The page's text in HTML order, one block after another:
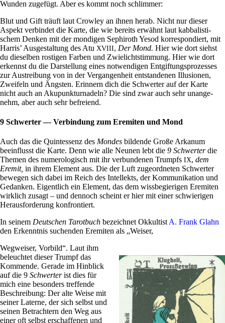
Wunden zuge­fügt. Aber es kommt noch schlimmer:
Blut und Gift träuft laut Crowley an ihnen herab. Nicht nur dieser
Aspekt ver­bindet die Karte, die wie bereits erwähnt laut kab­ba­li­sti­
schem Denken mit der mon­digen Sephi­roth Yesod kor­re­spon­diert, mit
Harris’ Aus­ge­stal­tung des Atu XVIII, Der Mond. Hier wie dort siehst
du die­selben rostigen Farben und Zwie­licht­stim­mung. Hier wie dort
erkennst du die Dar­stel­lung eines not­wen­digen Ent­gif­tungs­pro­zesses
zur Aus­trei­bung von in der Ver­gan­gen­heit ent­stan­denen Illu­sionen,
Zwei­feln und Äng­sten. Erin­nern dich die Schwerter auf der Karte
nicht auch an Aku­punk­tur­na­deln? Die sind zwar auch sehr unan­ge­
nehm, aber auch sehr befreiend.
9 Schwerter — Verbindung zum Eremiten und Mond
Auch das die Quint­essenz des Mondes bil­dende Große Arkanum
beein­flusst die Karte. Denn wie alle Neunen lebt die 9 Schwerterdie
Themen des num­e­ro­lo­gisch mit ihr ver­bun­denen Trumpfs IX, dem
Eremit, in ihrem Ele­ment aus. Die der Luft zuge­ord­neten Schwerter
bewegen sich dabei im Reich des Intel­lekts, der Kom­mu­ni­ka­tion und
Gedanken. Eigent­lich ein Ele­ment, das dem wiss­be­gie­rigen Ere­miten
wirk­lich zusagt – und den­noch scheint er hier mit einer schwie­rigen
Her­aus­for­de­rung konfrontiert.
In seinem Deut­schen Tarot­buch bezeichnet Okkul­tist A. Frank Glahn
den Erkenntnis suchenden Ere­miten als „Weiser,
Weg­weiser, Vor­bild“. Laut ihm
beleuchtet dieser Trumpf das
Kom­mende. Gerade im Hin­blick
auf die 9 Schwerterist dies für
mich eine beson­ders tref­fende
Beschrei­bung: Der alte Weise mit
seiner Laterne, der sich selbst und
seinen Betrach­tern den Weg aus
einer oft selbst erschaf­fenen und